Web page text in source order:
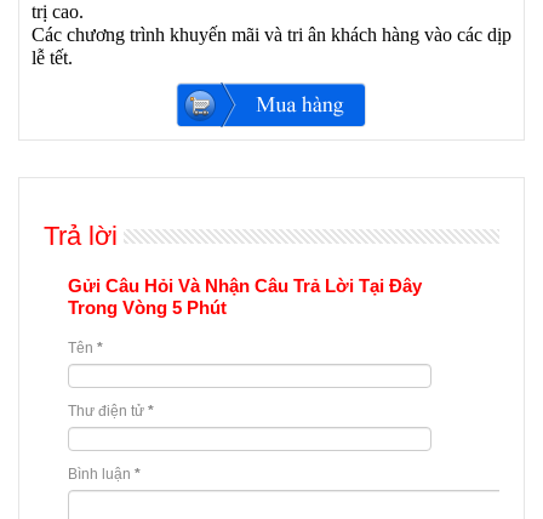
trị cao.
Các chương trình khuyến mãi và tri ân khách hàng vào các dịp
lễ tết.
Trả lời
Gửi Câu Hỏi Và Nhận Câu Trả Lời Tại Đây
Trong Vòng 5 Phút
Tên *
Thư điện tử *
Bình luận *